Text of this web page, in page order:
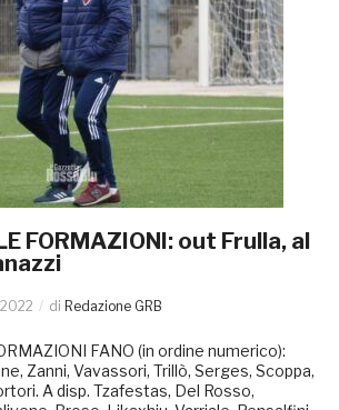
FORMAZIONI: out Frulla, al
di Redazione GRB
FANO (in ordine numerico):
Zanni, Vavassori, Trillò, Serges, Scoppa,
A disp. Tzafestas, Del Rosso,